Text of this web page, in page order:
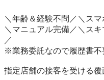
＼年齢＆経験不問／＼ス
＼マニュアル完備／＼ス
／
※業務委託なので履歴書不
指定店舗の接客を受ける